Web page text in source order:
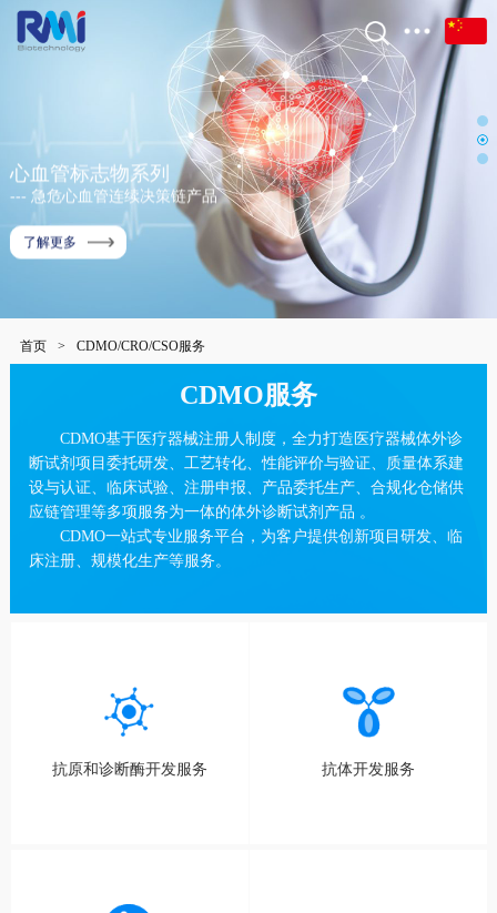
心血管标志物系列
--- 急危心血管连续决策链产品
了解更多
首页 > CDMO/CRO/CSO服务
CDMO服务
CDMO基于医疗器械注册人制度，全力打造医疗器械体外诊
断试剂项目委托研发、工艺转化、性能评价与验证、质量体系建
设与认证、临床试验、注册申报、产品委托生产、合规化仓储供
应链管理等多项服务为一体的体外诊断试剂产品 。
CDMO一站式专业服务平台，为客户提供创新项目研发、临
床注册、规模化生产等服务。
抗原和诊断酶开发服务 抗体开发服务